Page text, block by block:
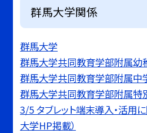
群馬大学関係
群馬大学
群馬大学共同教育学部附属幼
群馬大学共同教育学部附属中
群馬大学共同教育学部附属特
3/5 タブレット端末導入・活用
大学HP掲載）